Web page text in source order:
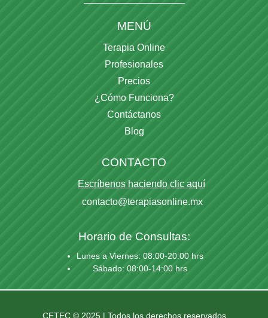
MENÚ
Terapia Online
Profesionales
Precios
¿Cómo Funciona?
Contáctanos
Blog
CONTACTO
Escríbenos haciendo clic aquí
contacto@terapiasonline.mx
Horario de Consultas:
Lunes a Viernes: 08:00-20:00 hrs
Sábado: 08:00-14:00 hrs
CETEC © 2025 | Todos los derechos reservados